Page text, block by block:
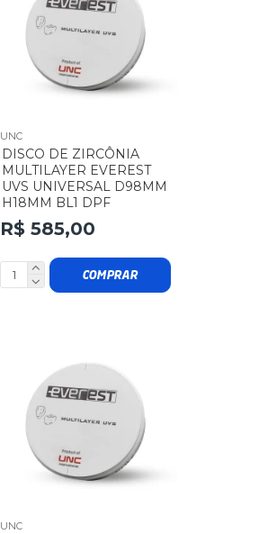
UNC
DISCO DE ZIRCÔNIA
MULTILAYER EVEREST
UVS UNIVERSAL D98MM
H18MM BL1 DPF
R$ 585,00
COMPRAR
UNC